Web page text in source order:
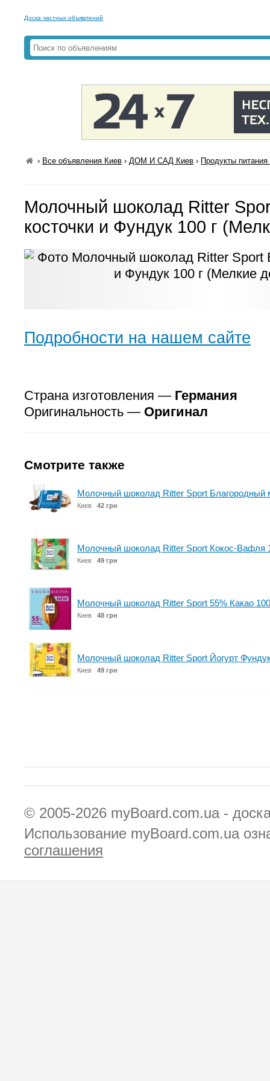
Доска частных объявлений
› Все объявления Киев ›ДОМ И САД Киев › Продукты
Молочный шоколад Ritter
косточки и Фундук 100 г
Подробности на нашем сайте
Страна изготовления — Германия
Оригинальность — Оригинал
Смотрите также
Молочный шоколад Ritter Sport Благородный
Киев 42 грн
Молочный шоколад Ritter Sport Кокос-Вафля
Киев 49 грн
Молочный шоколад Ritter Sport 55% Какао
Киев 48 грн
Молочный шоколад Ritter Sport Йогурт
Киев 49 грн
© 2005-2026 myBoard.com.ua -
Использование myBoard.com.ua
соглашения